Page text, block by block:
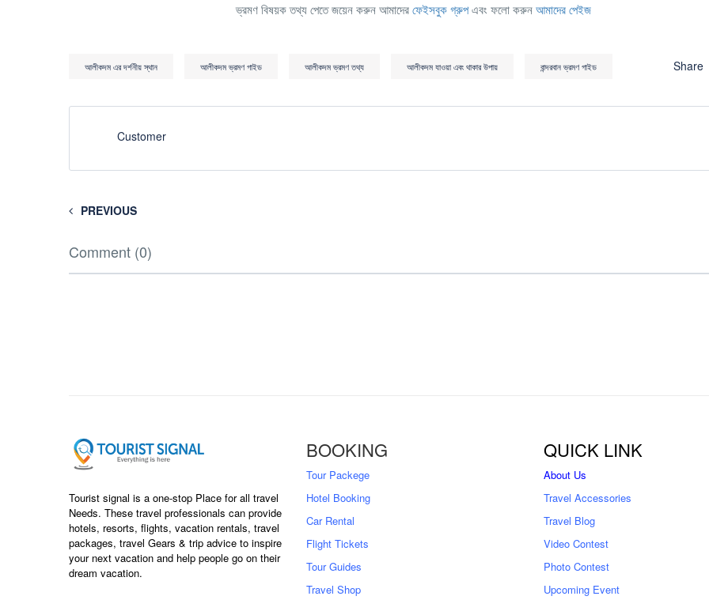
ভ্রমণ বিষয়ক তথ্য পেতে জয়েন করুন আমাদেরফেইসবুক গ্রুপএবং ফলো করুনআমাদের পেইজ
আলীকদম এর দর্শনীয় স্থান আলীকদম ভ্রমণ গাইড আলীকদম ভ্রমণ তথ্য আলীকদম যাওয়া এবং থাকার উপায় বান্দরবান ভ্রমণ গাইড Share
Customer
PREVIOUS
Comment (0)
Tourist signal is a one-stop Place for all travel
Needs. These travel professionals can provide
hotels, resorts, flights, vacation rentals, travel
packages, travel Gears & trip advice to inspire
your next vacation and help people go on their
dream vacation.
BOOKING
Tour Packege
Hotel Booking
Car Rental
Flight Tickets
Tour Guides
Travel Shop
QUICK LINK
About Us
Travel Accessories
Travel Blog
Video Contest
Photo Contest
Upcoming Event